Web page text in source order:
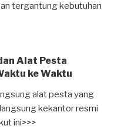
tergantung kebutuhan
Alat Pesta
ke Waktu
alat pesta yang
kekantor resmi
ini>>>